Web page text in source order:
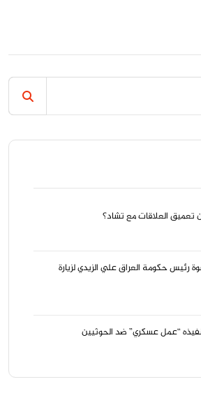
تعميق العلاقات مع تشاد؟
رئيس حكومة العراق علي الزيدي لزيارة
“عمل عسكري” ضد الحوثيين